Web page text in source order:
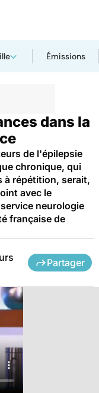
Émissions
dans la
de l'épilepsie
chronique, qui
à répétition, serait,
avec le
neurologie
française de
Partager